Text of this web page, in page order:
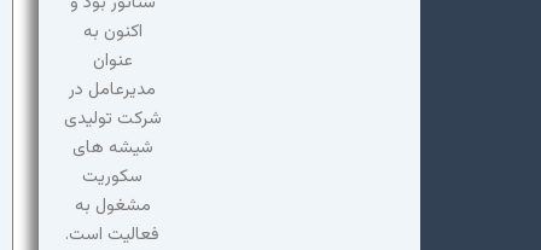
اکنون به
عنوان
مدیرعامل در
شرکت تولیدی
شیشه های
سکوریت
مشغول به
فعالیت است.